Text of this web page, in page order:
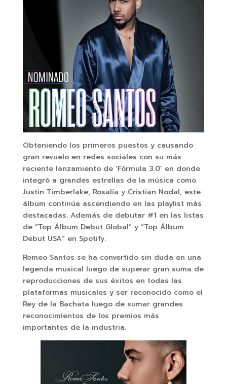
Obteniendo los primeros puestos y causando
gran revuelo en redes sociales con su más
reciente lanzamiento de ‘Fórmula 3.0’ en donde
integró a grandes estrellas de la música como
Justin Timberlake, Rosalía y Cristian Nodal, este
álbum continúa ascendiendo en las playlist más
destacadas. Además de debutar #1 en las listas
de “Top Álbum Debut Global” y “Top Álbum
Debut USA” en Spotify.
Romeo Santos se ha convertido sin duda en una
legenda musical luego de superar gran suma de
reproducciones de sus éxitos en todas las
plataformas musicales y ser reconocido como el
Rey de la Bachata luego de sumar grandes
reconocimientos de los premios más
importantes de la industria.